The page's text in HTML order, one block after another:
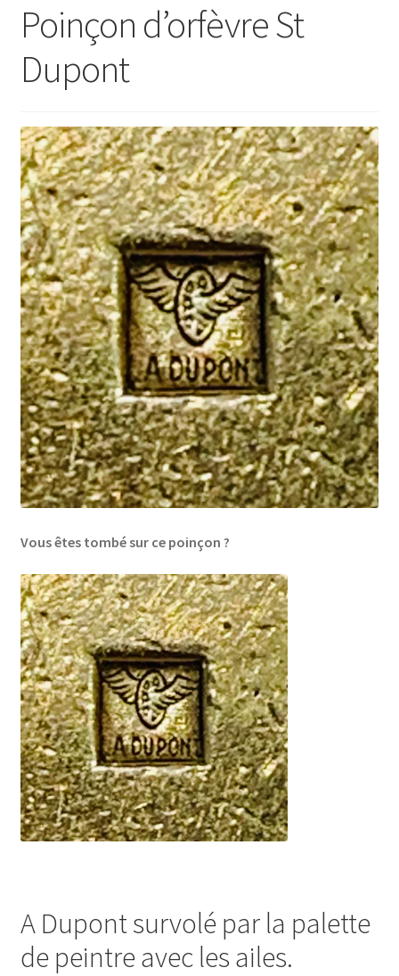
Poinçon d’orfèvre St
Dupont
Vous êtes tombé sur ce poinçon ?
A Dupont survolé par la palette
de peintre avec les ailes.